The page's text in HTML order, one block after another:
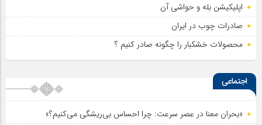
اپلیکیشن بله و حواشی آن
صادرات چوب در ایران
محصولات خشکبار را چگونه صادر کنیم ؟
اجتماعی
«بحران معنا در عصر سرعت: چرا احساس بی‌ریشگی می‌کنیم؟»